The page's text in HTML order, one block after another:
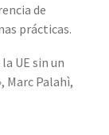
de
prácticas.
UE sin un
Marc Palahì,